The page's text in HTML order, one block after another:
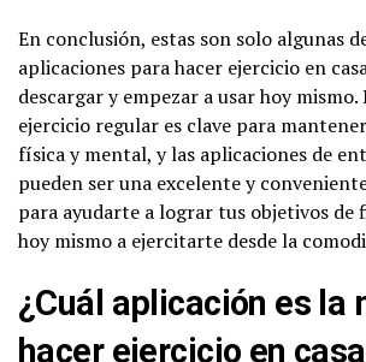
En conclusión, estas son solo algunas
aplicaciones para hacer ejercicio en
descargar y empezar a usar hoy mismo.
ejercicio regular es clave para
física y mental, y las aplicaciones de
pueden ser una excelente y
para ayudarte a lograr tus objetivos de
hoy mismo a ejercitarte desde la
¿Cuál aplicación es la
hacer ejercicio en